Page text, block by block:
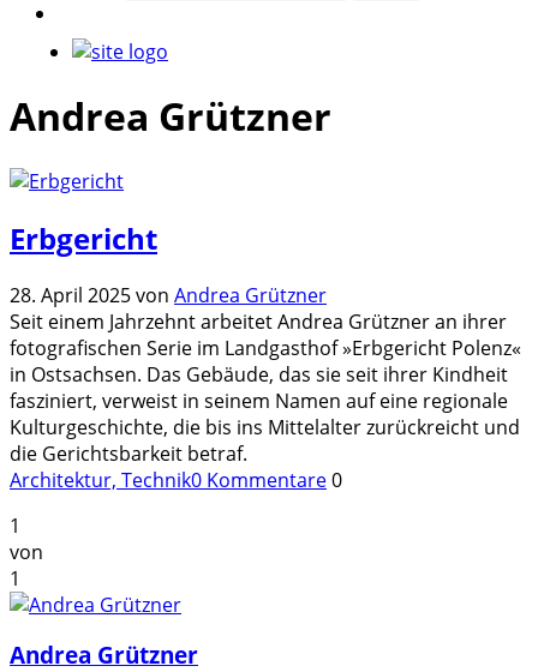
Andrea Grützner
Erbgericht
28. April 2025von Andrea Grützner
Seit einem Jahrzehnt arbeitet Andrea Grützner an ihrer
fotografischen Serie im Landgasthof »Erbgericht Polenz«
in Ostsachsen. Das Gebäude, das sie seit ihrer Kindheit
fasziniert, verweist in seinem Namen auf eine regionale
Kulturgeschichte, die bis ins Mittelalter zurückreicht und
die Gerichtsbarkeit betraf.
Architektur, Technik0 Kommentare0
1
von
1
Andrea Grützner